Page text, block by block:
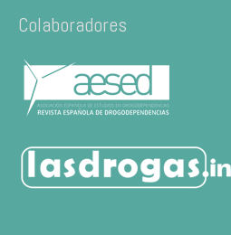
Colaboradores